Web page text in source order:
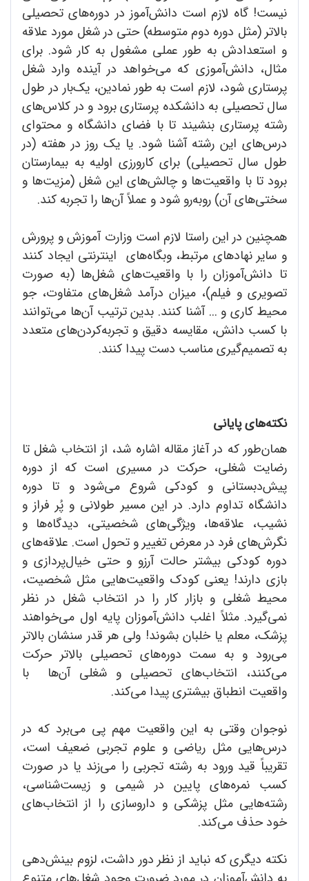
نیست! گاه لازم است دانش‌آموز در دوره‌های تحصیلی
بالاتر (مثل دوره دوم متوسطه) حتی در شغل مورد علاقه
و استعدادش به طور عملی مشغول به کار شود. برای
مثال، دانش‌آموزی که می‌خواهد در آینده وارد شغل
پرستاری شود، لازم است به طور نمادین، یک‌بار در طول
سال تحصیلی به دانشکده پرستاری برود و در کلاس‌های
رشته پرستاری بنشیند تا با فضای دانشگاه و محتوای
درس‌های این رشته آشنا شود. یا یک روز در هفته (در
طول سال تحصیلی) برای کارورزی اولیه به بیمارستان
برود تا با واقعیت‌ها و چالش‌های این شغل (مزیت‌ها و
سختی‌های آن) روبه‌رو شود و عملاً آن‌ها را تجربه کند.
همچنین در این راستا لازم است وزارت آموزش و پرورش
و سایر نهادهای مرتبط، وبگاه‌های اینترنتی ایجاد کنند
تا دانش‌آموزان را با واقعیت‌های شغل‌ها (به صورت
تصویری و فیلم)، میزان درآمد شغل‌های متفاوت، جو
محیط کاری و ... آشنا کنند. بدین ترتیب آن‌ها می‌توانند
با کسب دانش، مقایسه دقیق و تجربه‌کردن‌های متعدد
به تصمیم‌گیری مناسب دست پیدا کنند.
نکته‌های پایانی
همان‌طور که در آغاز مقاله اشاره شد، از انتخاب شغل تا
رضایت شغلی، حرکت در مسیری است که از دوره
پیش‌دبستانی و کودکی شروع می‌شود و تا دوره
دانشگاه تداوم دارد. در این مسیر طولانی و پُر فراز و
نشیب، علاقه‌ها، ویژگی‌های شخصیتی، دیدگاه‌ها و
نگرش‌های فرد در معرض تغییر و تحول است. علاقه‌های
دوره کودکی بیشتر حالت آرزو و حتی خیال‌پردازی و
بازی دارند! یعنی کودک واقعیت‌‌هایی مثل شخصیت،
محیط شغلی و بازار کار را در انتخاب شغل در نظر
نمی‌گیرد. مثلاً اغلب دانش‌آموزان پایه اول می‌خواهند
پزشک، معلم یا خلبان بشوند! ولی هر قدر سنشان بالاتر
می‌رود و به سمت دوره‌های تحصیلی بالاتر حرکت
می‌کنند، انتخاب‌های تحصیلی و شغلی آن‌ها با
واقعیت انطباق بیشتری پیدا می‌کند.
نوجوان وقتی به این واقعیت مهم پی می‌برد که در
درس‌هایی مثل ریاضی و علوم تجربی ضعیف است،
تقریباً قید ورود به رشته تجربی را می‌زند یا در صورت
کسب نمره‌های پایین در شیمی و زیست‌شناسی،
رشته‌‌هایی مثل پزشکی و داروسازی را از انتخاب‌های
خود حذف می‌کند.
نکته دیگری که نباید از نظر دور داشت، لزوم بینش‌دهی